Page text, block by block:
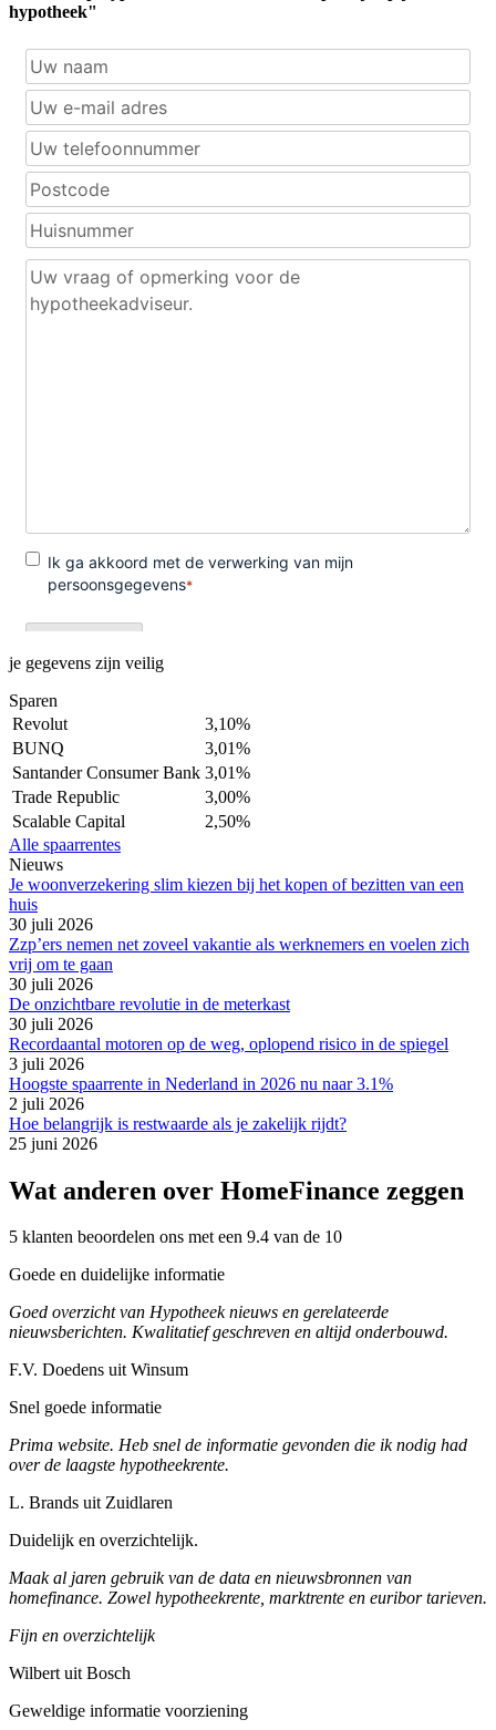
hypotheek"
je gegevens zijn veilig
Sparen
Revolut
3,10%
BUNQ
3,01%
Santander Consumer Bank 3,01%
Trade Republic
3,00%
Scalable Capital
2,50%
Alle spaarrentes
Nieuws
Je woonverzekering slim kiezen bij het kopen of bezitten van een
huis
30 juli 2026
Zzp’ers nemen net zoveel vakantie als werknemers en voelen zich
vrij om te gaan
30 juli 2026
De onzichtbare revolutie in de meterkast
30 juli 2026
Recordaantal motoren op de weg, oplopend risico in de spiegel
3 juli 2026
Hoogste spaarrente in Nederland in 2026 nu naar 3.1%
2 juli 2026
Hoe belangrijk is restwaarde als je zakelijk rijdt?
25 juni 2026
Wat anderen over HomeFinance zeggen
5 klanten beoordelen ons met een 9.4 van de 10
Goede en duidelijke informatie
Goed overzicht van Hypotheek nieuws en gerelateerde
nieuwsberichten. Kwalitatief geschreven en altijd onderbouwd.
F.V. Doedens uit Winsum
Snel goede informatie
Prima website. Heb snel de informatie gevonden die ik nodig had
over de laagste hypotheekrente.
L. Brands uit Zuidlaren
Duidelijk en overzichtelijk.
Maak al jaren gebruik van de data en nieuwsbronnen van
homefinance. Zowel hypotheekrente, marktrente en euribor tarieven.
Fijn en overzichtelijk
Wilbert uit Bosch
Geweldige informatie voorziening